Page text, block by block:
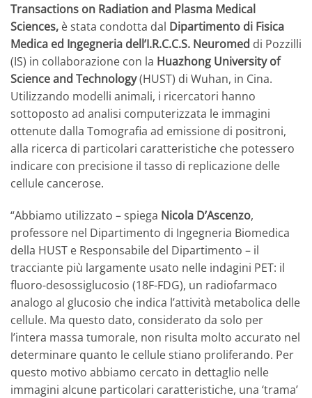
Transactions on Radiation and Plasma Medical
Sciences, è stata condotta dal Dipartimento di Fisica
Medica ed Ingegneria dell’I.R.C.C.S. Neuromed di Pozzilli
(IS) in collaborazione con la Huazhong University of
Science and Technology(HUST) di Wuhan, in Cina.
Utilizzando modelli animali, i ricercatori hanno
sottoposto ad analisi computerizzata le immagini
ottenute dalla Tomografia ad emissione di positroni,
alla ricerca di particolari caratteristiche che potessero
indicare con precisione il tasso di replicazione delle
cellule cancerose.
“Abbiamo utilizzato – spiega Nicola D’Ascenzo,
professore nel Dipartimento di Ingegneria Biomedica
della HUST e Responsabile del Dipartimento – il
tracciante più largamente usato nelle indagini PET: il
fluoro-desossiglucosio (18F-FDG), un radiofarmaco
analogo al glucosio che indica l’attività metabolica delle
cellule. Ma questo dato, considerato da solo per
l’intera massa tumorale, non risulta molto accurato nel
determinare quanto le cellule stiano proliferando. Per
questo motivo abbiamo cercato in dettaglio nelle
immagini alcune particolari caratteristiche, una ‘trama’